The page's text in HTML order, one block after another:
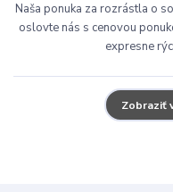
Naša ponuka za rozrástla o
oslovte nás s cenovou
expresne
Zobraziť